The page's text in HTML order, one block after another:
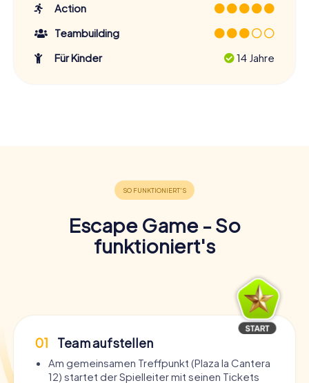
Action
Teambuilding
Für Kinder
14 Jahre
Escape Game - So
funktioniert's
01 Team aufstellen
Am gemeinsamen Treffpunkt (Plaza la Cantera
12) startet der Spielleiter mit seinen Tickets